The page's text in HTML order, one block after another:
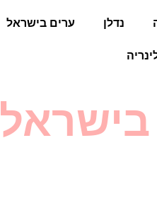
נדלן ערים בישראל
בישראל